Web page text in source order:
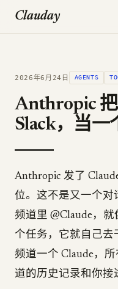
Clauday
2026年6月24日 AGENTS
Anthropic
Slack，当一
Anthropic 发了
位。这不是又一个对
频道里 @Claude，
个任务，它就自己去
频道一个 Claude，
道的历史记录和你接